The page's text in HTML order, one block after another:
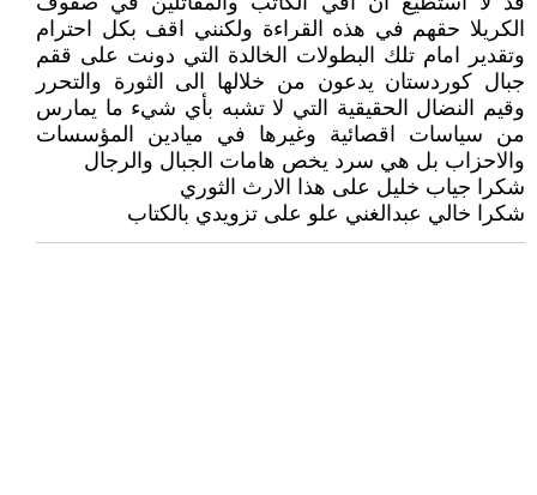
الكريلا حقهم في هذه القراءة ولكنني اقف بكل احترام
وتقدير امام تلك البطولات الخالدة التي دونت على ققم
جبال كوردستان يدعون من خلالها الى الثورة والتحرر
وقيم النضال الحقيقية التي لا تشبه بأي شيء ما يمارس
من سياسات اقصائية وغيرها في ميادين المؤسسات
والاحزاب بل هي سرد يخص هامات الجبال والرجال
شكرا جياب خليل على هذا الارث الثوري
شكرا خالي عبدالغني علو على تزويدي بالكتاب